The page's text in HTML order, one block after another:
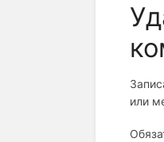
или